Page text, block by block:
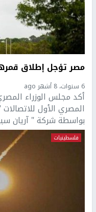
مصر تؤجل إطلاق
6 سنوات، 8 أشهر ago
أكد مجلس الوزراء
بواسطة شركة " آريان
فلسطينيات